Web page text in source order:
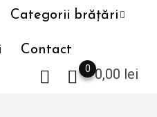
Categorii brățări
Contact
0,00 lei
0